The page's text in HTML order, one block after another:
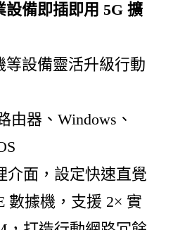
備即插即用 5G 擴
等設備靈活升級行動
由器、Windows、
介面，設定快速直覺
數據機，支援 2× 實